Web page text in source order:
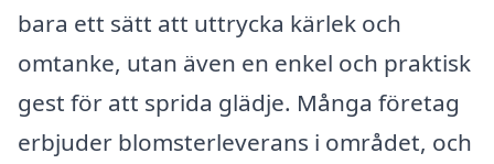
bara ett sätt att uttrycka kärlek och
omtanke, utan även en enkel och praktisk
gest för att sprida glädje. Många företag
erbjuder blomsterleverans i området, och